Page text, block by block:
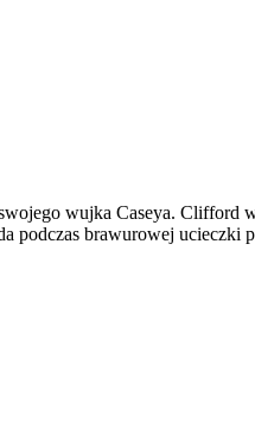
wujka Caseya. Clifford
brawurowej ucieczki